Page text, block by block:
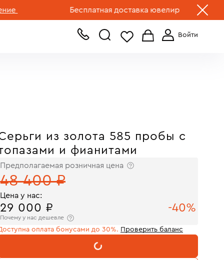
Бесплатная доставка ювелирных изделий по
+7 (499) 519-00-00
из золота 585 пробы с
и фианитами
Предполагаемая розничная цена
48 400 ₽
Цена у нас:
29 000 ₽ -40%
Почему у нас дешевле
оплата бонусами до 30%. Проверить баланс
В КОРЗИНУ